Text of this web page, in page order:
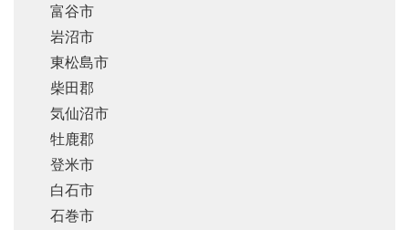
富谷市
岩沼市
東松島市
柴田郡
気仙沼市
牡鹿郡
登米市
白石市
石巻市